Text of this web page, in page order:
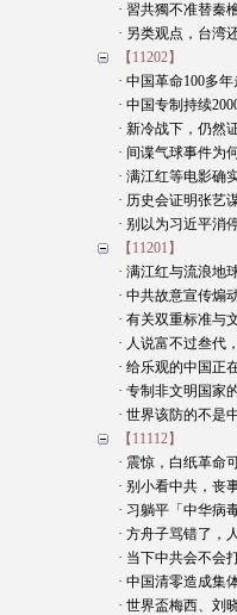
· 習共獨不准替秦
· 另类观点，台湾
【11202】
· 中国革命100多
· 中国专制持续
· 新冷战下，仍然
· 间谍气球事件为
· 满江红等电影确
· 历史会证明张艺
· 别以为习近平消
【11201】
· 满江红与流浪地
· 中共故意宣传煽
· 有关双重标准与
· 人说富不过叁代
· 给乐观的中国正
· 专制非文明国家
· 世界该防的不是
【11112】
· 震惊，白纸革命
· 别小看中共，丧
· 习躺平「中华病
· 方舟子骂错了，
· 当下中共会不会
· 中国清零造成集
· 世界盃梅西、刘